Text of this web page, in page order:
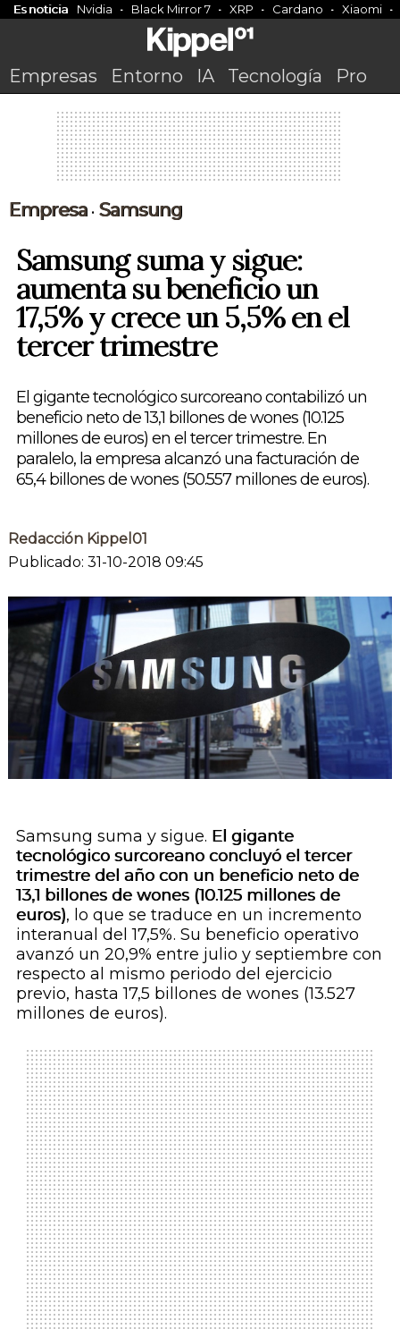
Es noticia Nvidia Black Mirror 7 XRP Cardano Xiaomi
Empresas Entorno IA Tecnología Pro
Empresa• Samsung
Samsung suma y sigue:
aumenta su beneficio un
17,5% y crece un 5,5% en el
tercer trimestre
El gigante tecnológico surcoreano contabilizó un
beneficio neto de 13,1 billones de wones (10.125
millones de euros) en el tercer trimestre. En
paralelo, la empresa alcanzó una facturación de
65,4 billones de wones (50.557 millones de euros).
Redacción Kippel01
Publicado: 31-10-2018 09:45
Samsung suma y sigue. El gigante
tecnológico surcoreano concluyó el tercer
trimestre del año con un beneficio neto de
13,1 billones de wones (10.125 millones de
euros), lo que se traduce en un incremento
interanual del 17,5%. Su beneficio operativo
avanzó un 20,9% entre julio y septiembre con
respecto al mismo periodo del ejercicio
previo, hasta 17,5 billones de wones (13.527
millones de euros).